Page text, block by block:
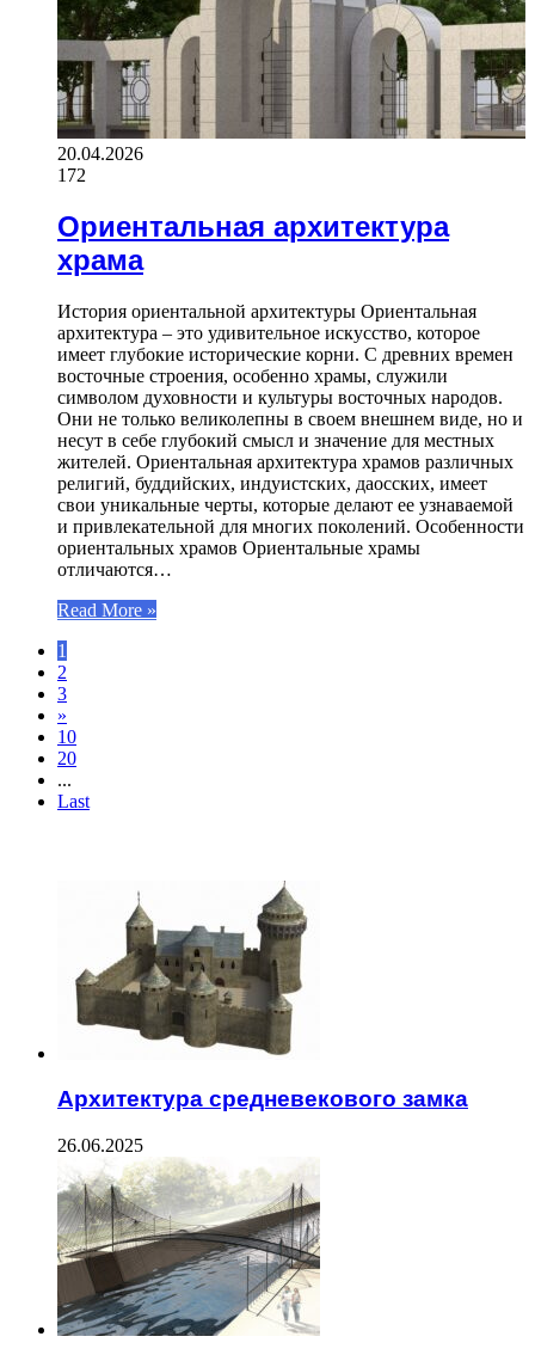
20.04.2026
172
Ориентальная архитектура
храма
История ориентальной архитектуры Ориентальная
архитектура – это удивительное искусство, которое
имеет глубокие исторические корни. С древних времен
восточные строения, особенно храмы, служили
символом духовности и культуры восточных народов.
Они не только великолепны в своем внешнем виде, но и
несут в себе глубокий смысл и значение для местных
жителей. Ориентальная архитектура храмов различных
религий, буддийских, индуистских, даосских, имеет
свои уникальные черты, которые делают ее узнаваемой
и привлекательной для многих поколений. Особенности
ориентальных храмов Ориентальные храмы
отличаются…
Read More »
1
2
3
»
10
20
...
Last
Архитектура средневекового замка
26.06.2025